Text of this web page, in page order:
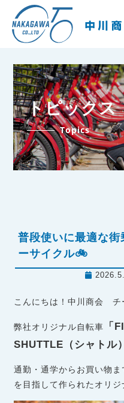
トピックス
Topics
普段使いに最適な街
ーサイクル🚲
こんにちは！中川商会 チ
弊社オリジナル自転車
「
SHUTTLE（シャトル
通勤・通学からお買い物
を目指して作られたオリ